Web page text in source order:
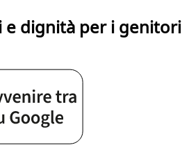
e dignità per i genitori